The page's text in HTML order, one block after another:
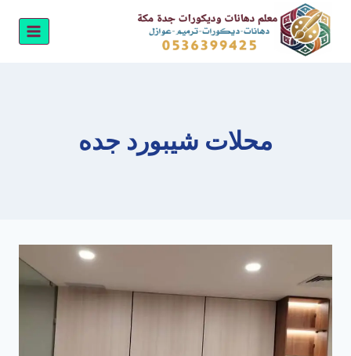
التجاوز
المحتوى
محلات شيبورد جده